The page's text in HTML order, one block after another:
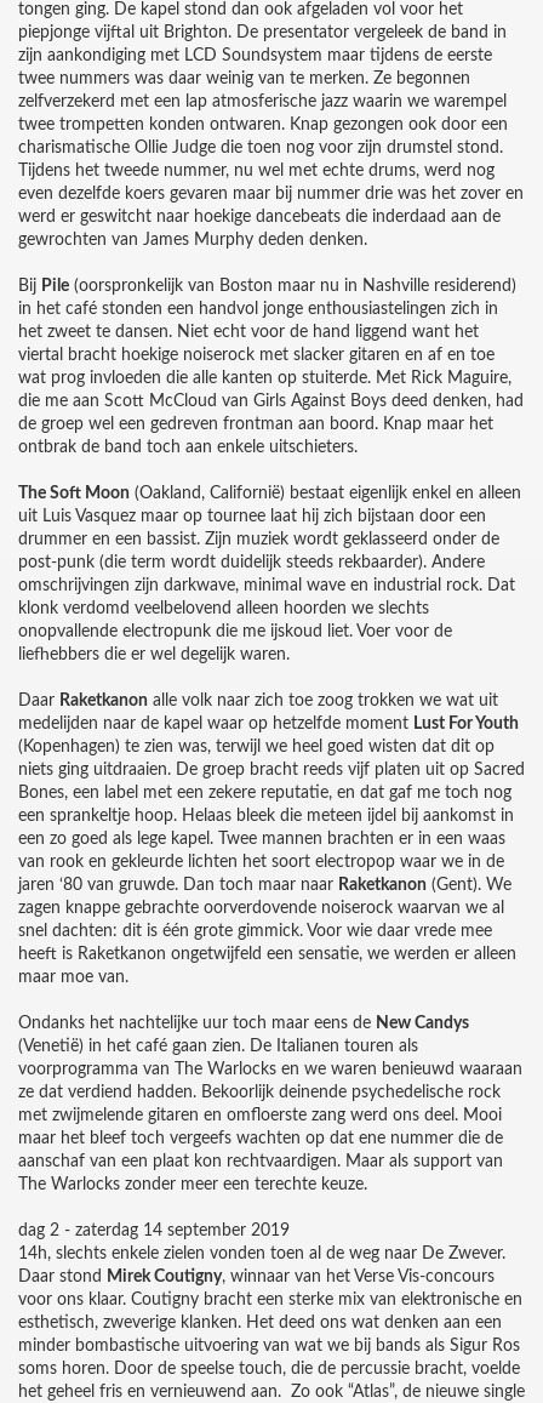
tongen ging. De kapel stond dan ook afgeladen vol voor het
piepjonge vijftal uit Brighton. De presentator vergeleek de band in
zijn aankondiging met LCD Soundsystem maar tijdens de eerste
twee nummers was daar weinig van te merken. Ze begonnen
zelfverzekerd met een lap atmosferische jazz waarin we warempel
twee trompetten konden ontwaren. Knap gezongen ook door een
charismatische Ollie Judge die toen nog voor zijn drumstel stond.
Tijdens het tweede nummer, nu wel met echte drums, werd nog
even dezelfde koers gevaren maar bij nummer drie was het zover en
werd er geswitcht naar hoekige dancebeats die inderdaad aan de
gewrochten van James Murphy deden denken.
Bij Pile (oorspronkelijk van Boston maar nu in Nashville residerend)
in het café stonden een handvol jonge enthousiastelingen zich in
het zweet te dansen. Niet echt voor de hand liggend want het
viertal bracht hoekige noiserock met slacker gitaren en af en toe
wat prog invloeden die alle kanten op stuiterde. Met Rick Maguire,
die me aan Scott McCloud van Girls Against Boys deed denken, had
de groep wel een gedreven frontman aan boord. Knap maar het
ontbrak de band toch aan enkele uitschieters.
The Soft Moon (Oakland, Californië) bestaat eigenlijk enkel en alleen
uit Luis Vasquez maar op tournee laat hij zich bijstaan door een
drummer en een bassist. Zijn muziek wordt geklasseerd onder de
post-punk (die term wordt duidelijk steeds rekbaarder). Andere
omschrijvingen zijn darkwave, minimal wave en industrial rock. Dat
klonk verdomd veelbelovend alleen hoorden we slechts
onopvallende electropunk die me ijskoud liet. Voer voor de
liefhebbers die er wel degelijk waren.
Daar Raketkanon alle volk naar zich toe zoog trokken we wat uit
medelijden naar de kapel waar op hetzelfde moment Lust For Youth
(Kopenhagen) te zien was, terwijl we heel goed wisten dat dit op
niets ging uitdraaien. De groep bracht reeds vijf platen uit op Sacred
Bones, een label met een zekere reputatie, en dat gaf me toch nog
een sprankeltje hoop. Helaas bleek die meteen ijdel bij aankomst in
een zo goed als lege kapel. Twee mannen brachten er in een waas
van rook en gekleurde lichten het soort electropop waar we in de
jaren ‘80 van gruwde. Dan toch maar naar Raketkanon (Gent). We
zagen knappe gebrachte oorverdovende noiserock waarvan we al
snel dachten: dit is één grote gimmick. Voor wie daar vrede mee
heeft is Raketkanon ongetwijfeld een sensatie, we werden er alleen
maar moe van.
Ondanks het nachtelijke uur toch maar eens de New Candys
(Venetië) in het café gaan zien. De Italianen touren als
voorprogramma van The Warlocks en we waren benieuwd waaraan
ze dat verdiend hadden. Bekoorlijk deinende psychedelische rock
met zwijmelende gitaren en omfloerste zang werd ons deel. Mooi
maar het bleef toch vergeefs wachten op dat ene nummer die de
aanschaf van een plaat kon rechtvaardigen. Maar als support van
The Warlocks zonder meer een terechte keuze.
dag 2 - zaterdag 14 september 2019
14h, slechts enkele zielen vonden toen al de weg naar De Zwever.
Daar stond Mirek Coutigny, winnaar van het Verse Vis-concours
voor ons klaar. Coutigny bracht een sterke mix van elektronische en
esthetisch, zweverige klanken. Het deed ons wat denken aan een
minder bombastische uitvoering van wat we bij bands als Sigur Ros
soms horen. Door de speelse touch, die de percussie bracht, voelde
het geheel fris en vernieuwend aan. Zo ook “Atlas”, de nieuwe single